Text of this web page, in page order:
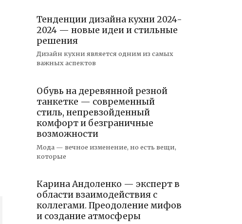
Тенденции дизайна кухни 2024-
2024 — новые идеи и стильные
решения
Дизайн кухни является одним из самых
важных аспектов
Обувь на деревянной резной
танкетке — современный
стиль, непревзойденный
комфорт и безграничные
возможности
Мода — вечное изменение, но есть вещи,
которые
Карина Андоленко — эксперт в
области взаимодействия с
коллегами. Преодоление мифов
и создание атмосферы